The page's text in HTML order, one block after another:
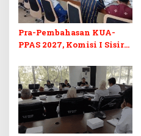
Pra-Pembahasan KUA-
PPAS 2027, Komisi I Sisir
Berkelanjutan